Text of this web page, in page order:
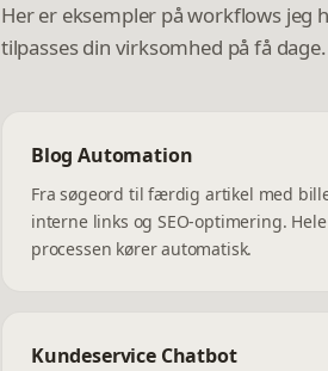
Her er eksempler på workflows jeg
tilpasses din virksomhed på få dage.
Blog Automation
Fra søgeord til færdig artikel med
interne links og SEO-optimering. Hele
processen kører automatisk.
Kundeservice Chatbot